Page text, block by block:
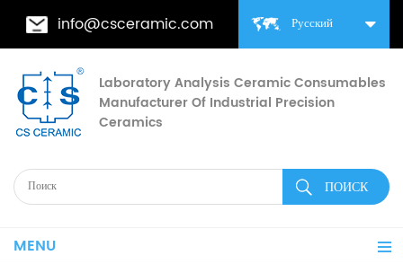
Русский
info@csceramic.com
Laboratory Analysis Ceramic Consumables
Manufacturer Of Industrial Precision
Ceramics
MENU